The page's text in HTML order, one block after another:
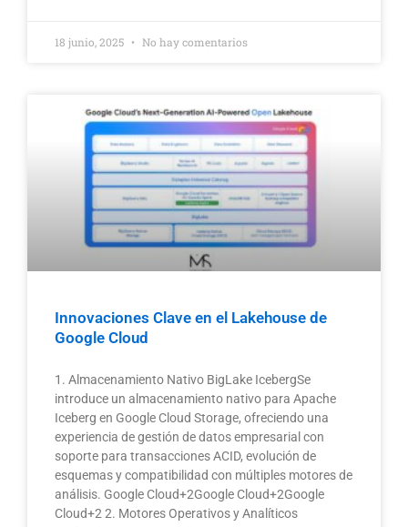
18 junio, 2025 No hay comentarios
Innovaciones Clave en el Lakehouse de
Google Cloud
1. Almacenamiento Nativo BigLake IcebergSe
introduce un almacenamiento nativo para Apache
Iceberg en Google Cloud Storage, ofreciendo una
experiencia de gestión de datos empresarial con
soporte para transacciones ACID, evolución de
esquemas y compatibilidad con múltiples motores de
análisis. Google Cloud+2Google Cloud+2Google
Cloud+2 2. Motores Operativos y Analíticos